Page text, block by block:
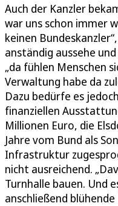
Auch der Kanzler
war uns schon immer
keinen
anständig aussehe
„da fühlen Menschen
Verwaltung habe da
Dazu bedürfe es
finanziellen
Millionen Euro, die
Jahre vom Bund als
Infrastruktur
nicht ausreichend.
Turnhalle bauen. Und
anschließend